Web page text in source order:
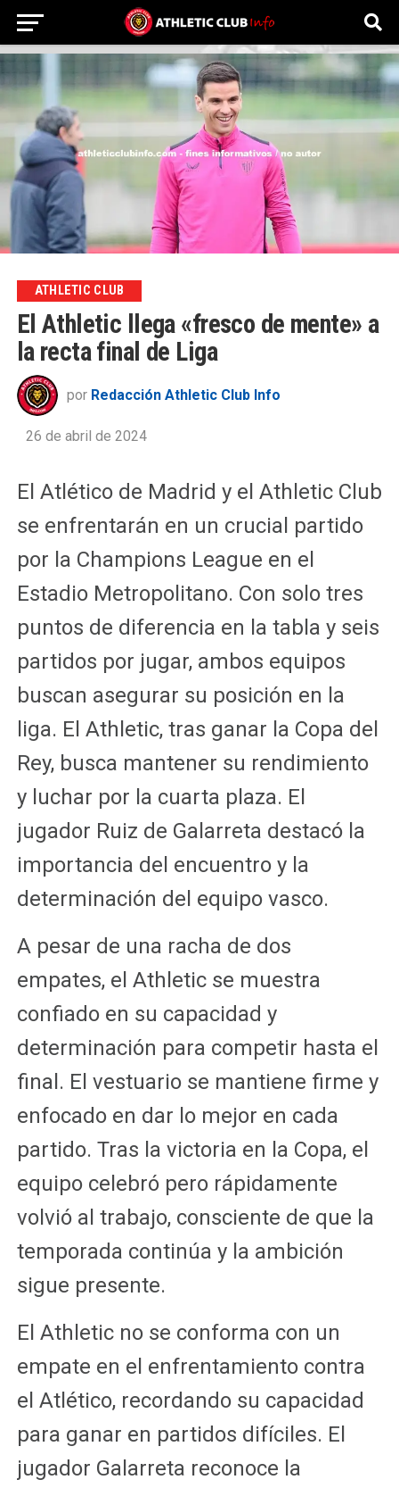
ATHLETIC CLUB
El Athletic llega «fresco de mente» a
la recta final de Liga
por Redacción Athletic Club Info
26 de abril de 2024
El Atlético de Madrid y el Athletic Club
se enfrentarán en un crucial partido
por la Champions League en el
Estadio Metropolitano. Con solo tres
puntos de diferencia en la tabla y seis
partidos por jugar, ambos equipos
buscan asegurar su posición en la
liga. El Athletic, tras ganar la Copa del
Rey, busca mantener su rendimiento
y luchar por la cuarta plaza. El
jugador Ruiz de Galarreta destacó la
importancia del encuentro y la
determinación del equipo vasco.
A pesar de una racha de dos
empates, el Athletic se muestra
confiado en su capacidad y
determinación para competir hasta el
final. El vestuario se mantiene firme y
enfocado en dar lo mejor en cada
partido. Tras la victoria en la Copa, el
equipo celebró pero rápidamente
volvió al trabajo, consciente de que la
temporada continúa y la ambición
sigue presente.
El Athletic no se conforma con un
empate en el enfrentamiento contra
el Atlético, recordando su capacidad
para ganar en partidos difíciles. El
jugador Galarreta reconoce la